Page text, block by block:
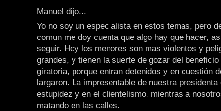
Manuel dijo...
Yo no soy un especialista en estos temas, pero
comun me doy cuenta que algo hay que hacer,
seguir. Hoy los menores son mas violentos y
grandes, y tienen la suerte de gozar del beneficio
giratoria, porque entran detenidos y en cuestión
largaron. La impresentable de nuestra presidenta
estupidez y en el clientelismo, mientras a
matando en las calles.